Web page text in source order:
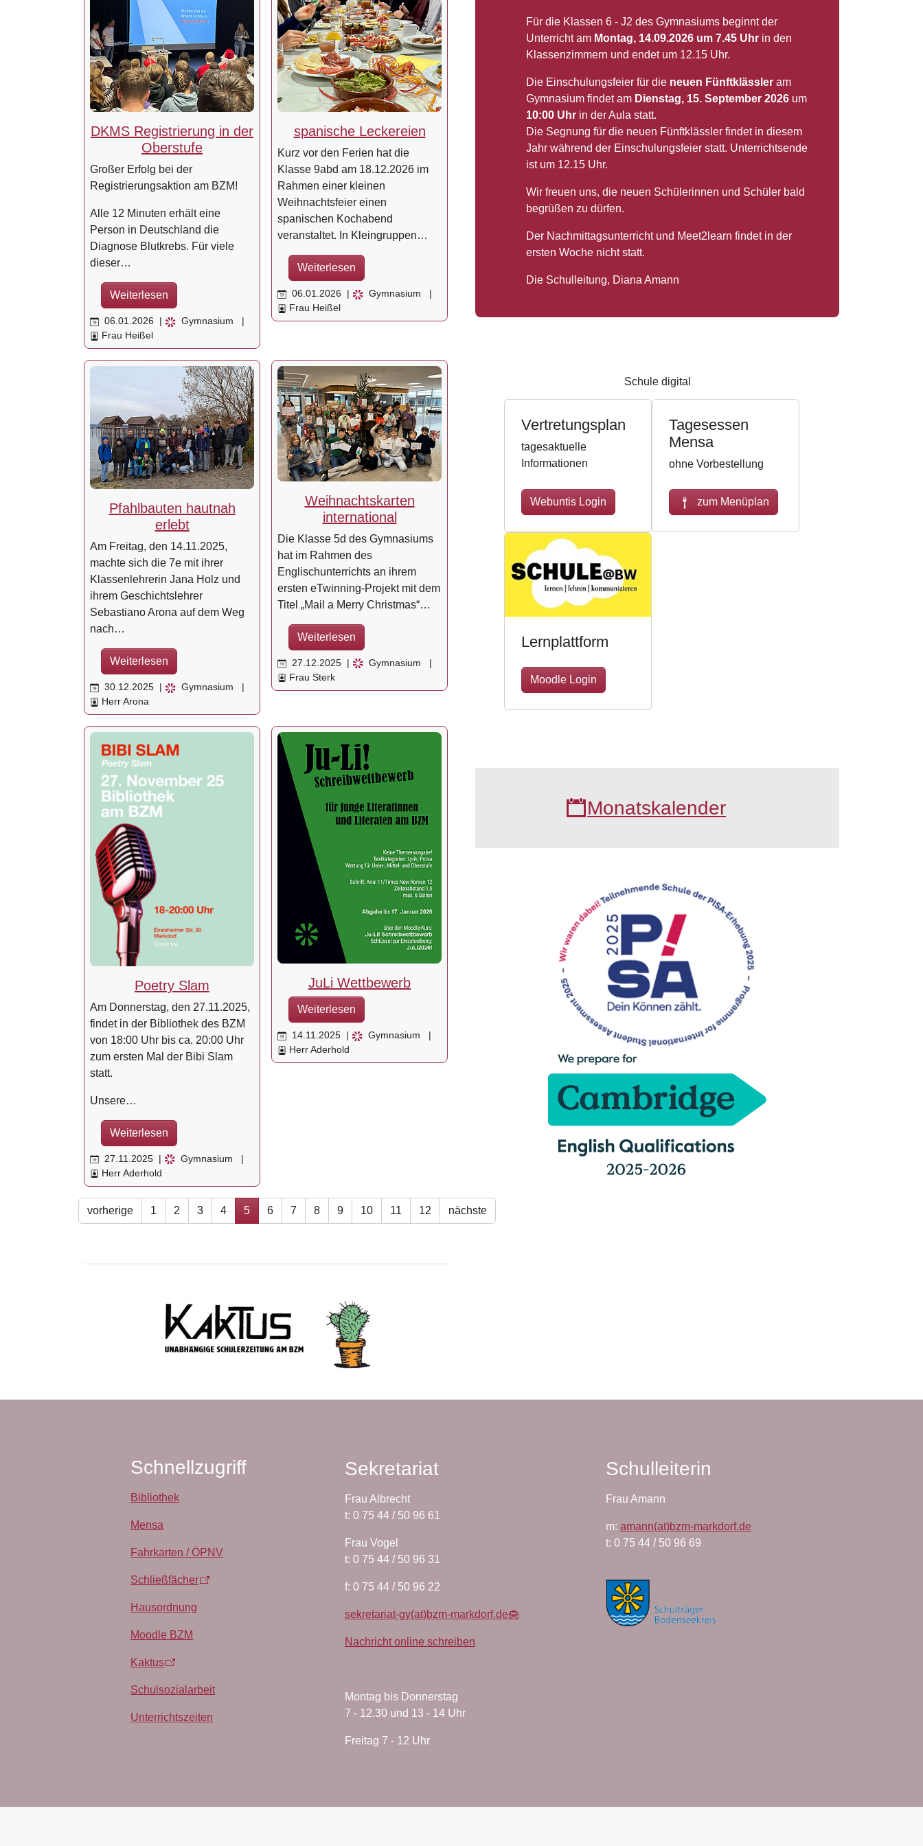
DKMS Registrierung in der
Oberstufe
Großer Erfolg bei der
Registrierungsaktion am BZM!
Alle 12 Minuten erhält eine
Person in Deutschland die
Diagnose Blutkrebs. Für viele
dieser…
Weiterlesen
06.01.2026 | Gymnasium
|
Frau Heißel
spanische Leckereien
Kurz vor den Ferien hat die
Klasse 9abd am 18.12.2026 im
Rahmen einer kleinen
Weihnachtsfeier einen
spanischen Kochabend
veranstaltet. In Kleingruppen…
Weiterlesen
06.01.2026 | Gymnasium
|
Frau Heißel
Pfahlbauten hautnah
erlebt
Am Freitag, den 14.11.2025,
machte sich die 7e mit ihrer
Klassenlehrerin Jana Holz und
ihrem Geschichtslehrer
Sebastiano Arona auf dem Weg
nach…
Weiterlesen
30.12.2025 | Gymnasium
|
Herr Arona
Weihnachtskarten
international
Die Klasse 5d des Gymnasiums
hat im Rahmen des
Englischunterrichts an ihrem
ersten eTwinning-Projekt mit dem
Titel „Mail a Merry Christmas“…
Weiterlesen
27.12.2025 | Gymnasium
|
Frau Sterk
Poetry Slam
Am Donnerstag, den 27.11.2025,
findet in der Bibliothek des BZM
von 18:00 Uhr bis ca. 20:00 Uhr
zum ersten Mal der Bibi Slam
statt.
Unsere…
Weiterlesen
27.11.2025 | Gymnasium
|
Herr Aderhold
JuLi Wettbewerb
Weiterlesen
14.11.2025 | Gymnasium
|
Herr Aderhold
vorherige 1 2 3 4 5 6 7 8 9 10 11 12 nächste
Für die Klassen 6 - J2 des Gymnasiums beginnt der
Unterricht am Montag, 14.09.2026 um 7.45 Uhr in den
Klassenzimmern und endet um 12.15 Uhr.
Die Einschulungsfeier für die neuen Fünftklässler am
Gymnasium findet am Dienstag, 15. September 2026 um
10:00 Uhr in der Aula statt.
Die Segnung für die neuen Fünftklässler findet in diesem
Jahr während der Einschulungsfeier statt. Unterrichtsende
ist um 12.15 Uhr.
Wir freuen uns, die neuen Schülerinnen und Schüler bald
begrüßen zu dürfen.
Der Nachmittagsunterricht und Meet2learn findet in der
ersten Woche nicht statt.
Die Schulleitung, Diana Amann
Schule digital
Vertretungsplan
tagesaktuelle
Informationen
Webuntis Login
Tagesessen
Mensa
ohne Vorbestellung
zum Menüplan
Lernplattform
Moodle Login
Monatskalender
Schnellzugriff
Bibliothek
Mensa
Fahrkarten / ÖPNV
Schließfächer
Hausordnung
Moodle BZM
Kaktus
Schulsozialarbeit
Unterrichtszeiten
Sekretariat
Frau Albrecht
t: 0 75 44 / 50 96 61
Frau Vogel
t: 0 75 44 / 50 96 31
f: 0 75 44 / 50 96 22
sekretariat-gy(at)bzm-markdorf.de
Nachricht online schreiben
Montag bis Donnerstag
7 - 12.30 und 13 - 14 Uhr
Freitag 7 - 12 Uhr
Schulleiterin
Frau Amann
m: amann(at)bzm-markdorf.de
t: 0 75 44 / 50 96 69